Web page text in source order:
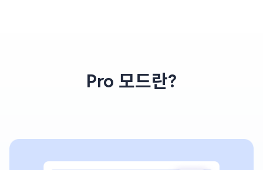
Pro 모드란?